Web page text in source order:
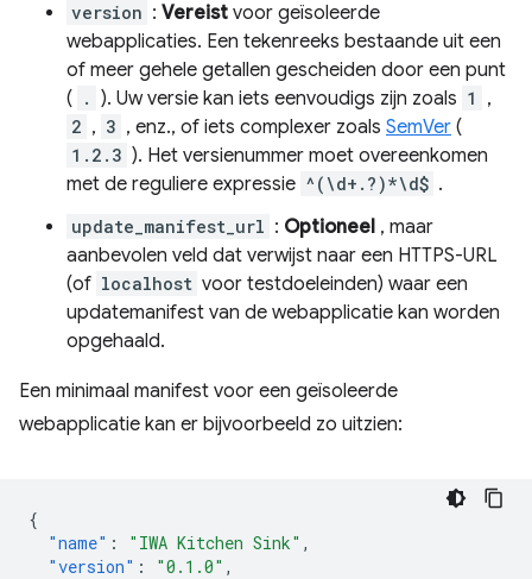
version : Vereist voor geïsoleerde
webapplicaties. Een tekenreeks bestaande uit een
of meer gehele getallen gescheiden door een punt
(
. ). Uw versie kan iets eenvoudigs zijn zoals 1 ,
2 , 3 , enz., of iets complexer zoals SemVer (
1.2.3 ). Het versienummer moet overeenkomen
met de reguliere expressie ^(\d+.?)*\d$ .
update_manifest_url : Optioneel , maar
aanbevolen veld dat verwijst naar een HTTPS-URL
(of localhost voor testdoeleinden) waar een
updatemanifest van de webapplicatie kan worden
opgehaald.
Een minimaal manifest voor een geïsoleerde
webapplicatie kan er bijvoorbeeld zo uitzien:
{
"name" : "IWA Kitchen Sink" ,
"version" : "0.1.0" ,